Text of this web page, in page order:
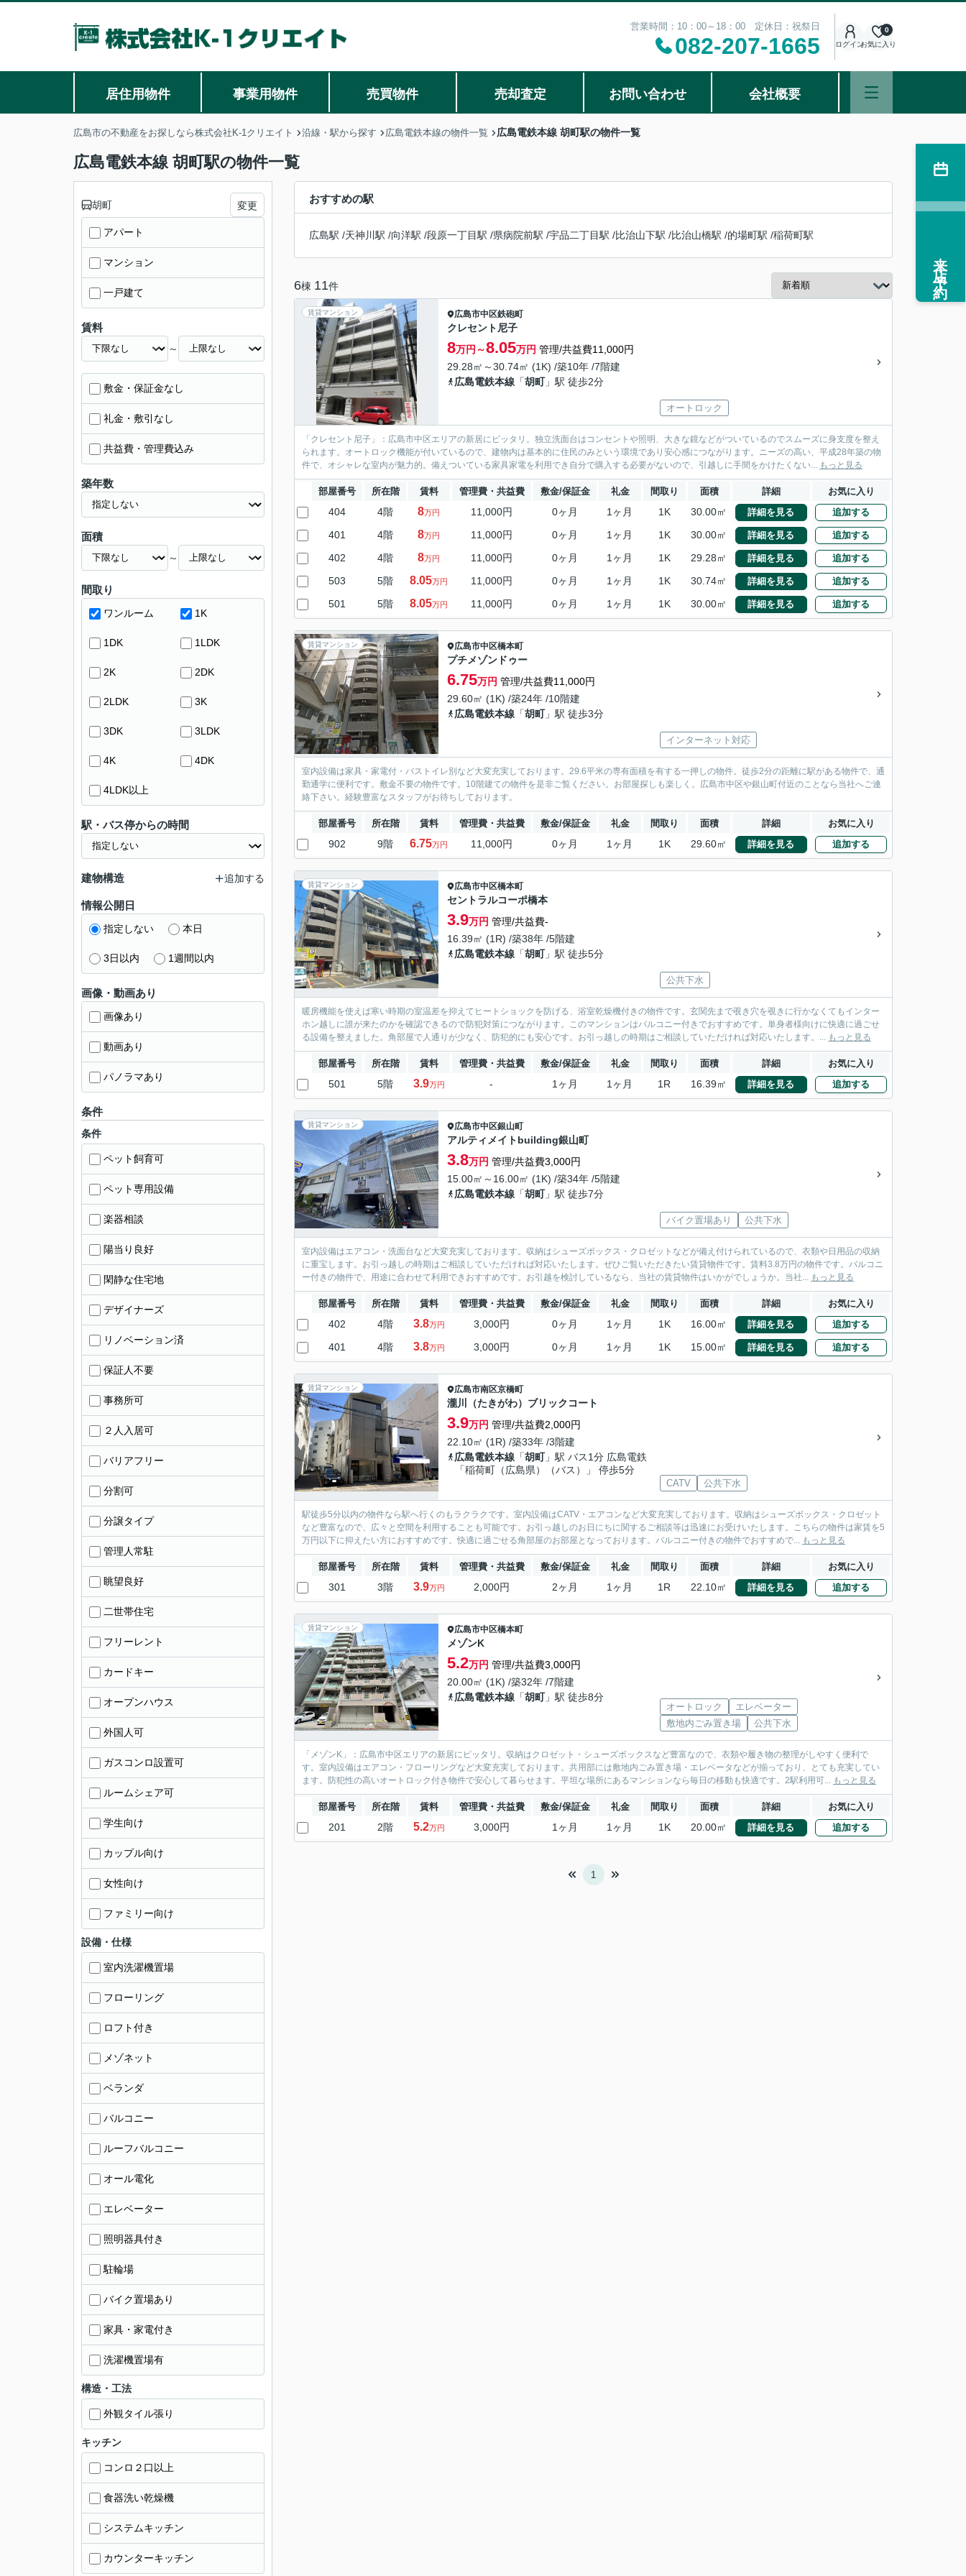
営業時間：10：00～18：00 定休日：祝祭日
082-207-1665 ログインお気に入り
0
居住用物件 事業用物件 売買物件 売却査定 お問い合わせ 会社概要
広島市の不動産をお探しなら株式会社K-1クリエイト 沿線・駅から探す 広島電鉄本線の物件一覧 広島電鉄本線 胡町駅の物件一覧
広島電鉄本線 胡町駅の物件一覧
おすすめの駅
広島駅 /天神川駅 /向洋駅 /段原一丁目駅 /県病院前駅 /宇品二丁目駅 /比治山下駅 /比治山橋駅 /的場町駅 /稲荷町駅
6棟 11件
賃貸マンション 広島市中区鉄砲町
クレセント尼子
8万円～8.05万円 管理/共益費11,000円
29.28㎡～30.74㎡ (1K) /築10年 /7階建
広島電鉄本線 「胡町」駅 徒歩2分
オートロック
「クレセント尼子」：広島市中区エリアの新居にピッタリ。独立洗面台はコンセントや照明、大きな鏡などがついているのでスムーズに身支度を整え
られます。オートロック機能が付いているので、建物内は基本的に住民のみという環境であり安心感につながります。ニーズの高い、平成28年築の物
件で、オシャレな室内が魅力的。備えついている家具家電を利用でき自分で購入する必要がないので、引越しに手間をかけたくない... もっと見る
部屋番号 所在階 賃料 管理費・共益費 敷金/保証金 礼金 間取り 面積 詳細 お気に入り
404 4階 8万円 11,000円 0ヶ月 1ヶ月 1K 30.00㎡ 詳細を見る 追加する
401 4階 8万円 11,000円 0ヶ月 1ヶ月 1K 30.00㎡ 詳細を見る 追加する
402 4階 8万円 11,000円 0ヶ月 1ヶ月 1K 29.28㎡ 詳細を見る 追加する
503 5階 8.05万円 11,000円 0ヶ月 1ヶ月 1K 30.74㎡ 詳細を見る 追加する
501 5階 8.05万円 11,000円 0ヶ月 1ヶ月 1K 30.00㎡ 詳細を見る 追加する
賃貸マンション 広島市中区橋本町
プチメゾンドゥー
6.75万円 管理/共益費11,000円
29.60㎡ (1K) /築24年 /10階建
広島電鉄本線 「胡町」駅 徒歩3分
インターネット対応
室内設備は家具・家電付・バストイレ別など大変充実しております。29.6平米の専有面積を有する一押しの物件。徒歩2分の距離に駅がある物件で、通
勤通学に便利です。敷金不要の物件です。10階建ての物件を是非ご覧ください。お部屋探しも楽しく。広島市中区や銀山町付近のことなら当社へご連
絡下さい。経験豊富なスタッフがお待ちしております。
部屋番号 所在階 賃料 管理費・共益費 敷金/保証金 礼金 間取り 面積 詳細 お気に入り
902 9階 6.75万円 11,000円 0ヶ月 1ヶ月 1K 29.60㎡ 詳細を見る 追加する
賃貸マンション 広島市中区橋本町
セントラルコーポ橋本
3.9万円 管理/共益費-
16.39㎡ (1R) /築38年 /5階建
広島電鉄本線 「胡町」駅 徒歩5分
公共下水
暖房機能を使えば寒い時期の室温差を抑えてヒートショックを防げる、浴室乾燥機付きの物件です。玄関先まで覗き穴を覗きに行かなくてもインター
ホン越しに誰が来たのかを確認できるので防犯対策につながります。このマンションはバルコニー付きでおすすめです。単身者様向けに快適に過ごせ
る設備を整えました。角部屋で人通りが少なく、防犯的にも安心です。お引っ越しの時期はご相談していただければ対応いたします。... もっと見る
部屋番号 所在階 賃料 管理費・共益費 敷金/保証金 礼金 間取り 面積 詳細 お気に入り
501 5階 3.9万円 - 1ヶ月 1ヶ月 1R 16.39㎡ 詳細を見る 追加する
賃貸マンション 広島市中区銀山町
アルティメイトbuilding銀山町
3.8万円 管理/共益費3,000円
15.00㎡～16.00㎡ (1K) /築34年 /5階建
広島電鉄本線 「胡町」駅 徒歩7分
バイク置場あり 公共下水
室内設備はエアコン・洗面台など大変充実しております。収納はシューズボックス・クロゼットなどが備え付けられているので、衣類や日用品の収納
に重宝します。お引っ越しの時期はご相談していただければ対応いたします。ぜひご覧いただきたい賃貸物件です。賃料3.8万円の物件です。バルコニ
ー付きの物件で、用途に合わせて利用できおすすめです。お引越を検討しているなら、当社の賃貸物件はいかがでしょうか。当社... もっと見る
部屋番号 所在階 賃料 管理費・共益費 敷金/保証金 礼金 間取り 面積 詳細 お気に入り
402 4階 3.8万円 3,000円 0ヶ月 1ヶ月 1K 16.00㎡ 詳細を見る 追加する
401 4階 3.8万円 3,000円 0ヶ月 1ヶ月 1K 15.00㎡ 詳細を見る 追加する
賃貸マンション 広島市南区京橋町
瀧川（たきがわ）ブリックコート
3.9万円 管理/共益費2,000円
22.10㎡ (1R) /築33年 /3階建
広島電鉄本線 「胡町」駅 バス1分 広島電鉄
「稲荷町（広島県）（バス）」 停歩5分
CATV 公共下水
駅徒歩5分以内の物件なら駅へ行くのもラクラクです。室内設備はCATV・エアコンなど大変充実しております。収納はシューズボックス・クロゼット
など豊富なので、広々と空間を利用することも可能です。お引っ越しのお日にちに関するご相談等は迅速にお受けいたします。こちらの物件は家賃を5
万円以下に抑えたい方におすすめです。快適に過ごせる角部屋のお部屋となっております。バルコニー付きの物件でおすすめで... もっと見る
部屋番号 所在階 賃料 管理費・共益費 敷金/保証金 礼金 間取り 面積 詳細 お気に入り
301 3階 3.9万円 2,000円 2ヶ月 1ヶ月 1R 22.10㎡ 詳細を見る 追加する
賃貸マンション 広島市中区橋本町
メゾンK
5.2万円 管理/共益費3,000円
20.00㎡ (1K) /築32年 /7階建
広島電鉄本線 「胡町」駅 徒歩8分
オートロック
エレベーター
敷地内ごみ置き場
公共下水
「メゾンK」：広島市中区エリアの新居にピッタリ。収納はクロゼット・シューズボックスなど豊富なので、衣類や履き物の整理がしやすく便利で
す。室内設備はエアコン・フローリングなど大変充実しております。共用部には敷地内ごみ置き場・エレベータなどが揃っており、とても充実してい
ます。防犯性の高いオートロック付き物件で安心して暮らせます。平坦な場所にあるマンションなら毎日の移動も快適です。2駅利用可... もっと見る
部屋番号 所在階 賃料 管理費・共益費 敷金/保証金 礼金 間取り 面積 詳細 お気に入り
201 2階 5.2万円 3,000円 1ヶ月 1ヶ月 1K 20.00㎡ 詳細を見る 追加する
1
胡町 変更
アパート
マンション
一戸建て
賃料
～
敷金・保証金なし
礼金・敷引なし
共益費・管理費込み
築年数
面積
～
間取り
ワンルーム 1K
1DK 1LDK
2K 2DK
2LDK 3K
3DK 3LDK
4K 4DK
4LDK以上
駅・バス停からの時間
建物構造 追加する
情報公開日
指定しない 本日
3日以内 1週間以内
画像・動画あり
画像あり
動画あり
パノラマあり
条件
条件
ペット飼育可
ペット専用設備
楽器相談
陽当り良好
閑静な住宅地
デザイナーズ
リノベーション済
保証人不要
事務所可
２人入居可
バリアフリー
分割可
分譲タイプ
管理人常駐
眺望良好
二世帯住宅
フリーレント
カードキー
オープンハウス
外国人可
ガスコンロ設置可
ルームシェア可
学生向け
カップル向け
女性向け
ファミリー向け
設備・仕様
室内洗濯機置場
フローリング
ロフト付き
メゾネット
ベランダ
バルコニー
ルーフバルコニー
オール電化
エレベーター
照明器具付き
駐輪場
バイク置場あり
家具・家電付き
洗濯機置場有
構造・工法
外観タイル張り
キッチン
コンロ２口以上
食器洗い乾燥機
システムキッチン
カウンターキッチン
来店予約